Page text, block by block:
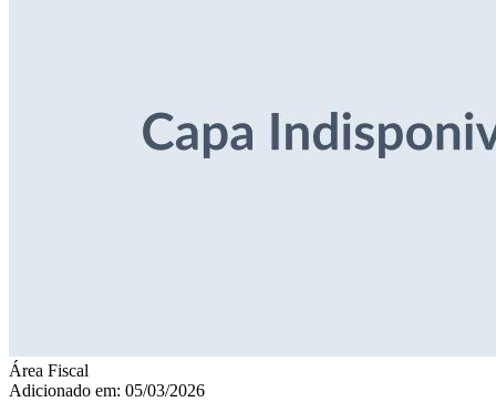
Área Fiscal
Adicionado em: 05/03/2026